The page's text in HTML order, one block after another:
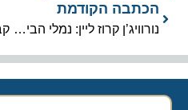
הכתבה הקודמת
נורוויג’ן קרוז ליין: נמלי הבית והאוניות לשנה הקרובה